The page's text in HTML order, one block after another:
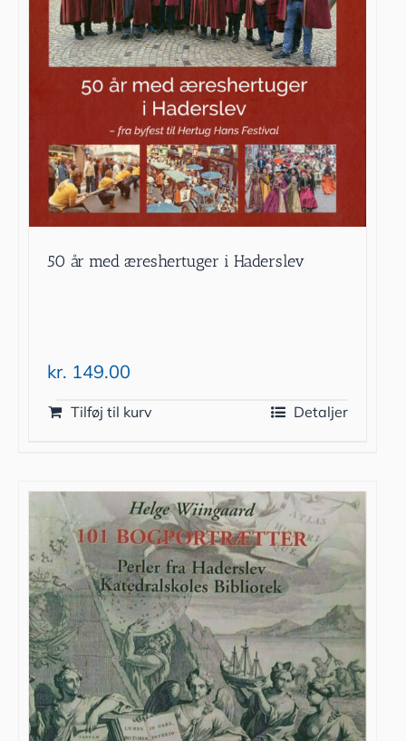
50 år med æreshertuger i Haderslev
kr. 149.00
Tilføj til kurv Detaljer